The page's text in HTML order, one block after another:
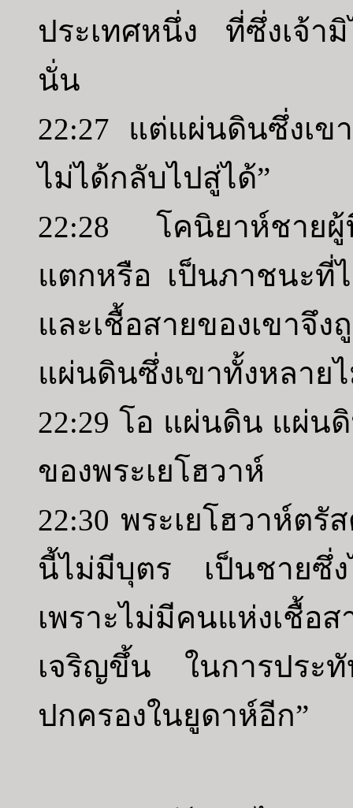
ประเทศหนึ่ง ที่ซึ่งเจ้า
นั่น
22:27 แต่แผ่นดินซึ่งเข
ไม่ได้กลับไปสู่ได้”
22:28 โคนิยาห์ชายผู้
แตกหรือ เป็นภาชนะที่
และเชื้อสายของเขาจึ
แผ่นดินซึ่งเขาทั้งหลาย
22:29 โอ แผ่นดิน แผ่น
ของพระเยโฮวาห์
22:30 พระเยโฮวาห์ตรั
นี้ไม่มีบุตร เป็นชายซึ่ง
เพราะไม่มีคนแห่งเชื้อ
เจริญขึ้น ในการประ
ปกครองในยูดาห์อีก”